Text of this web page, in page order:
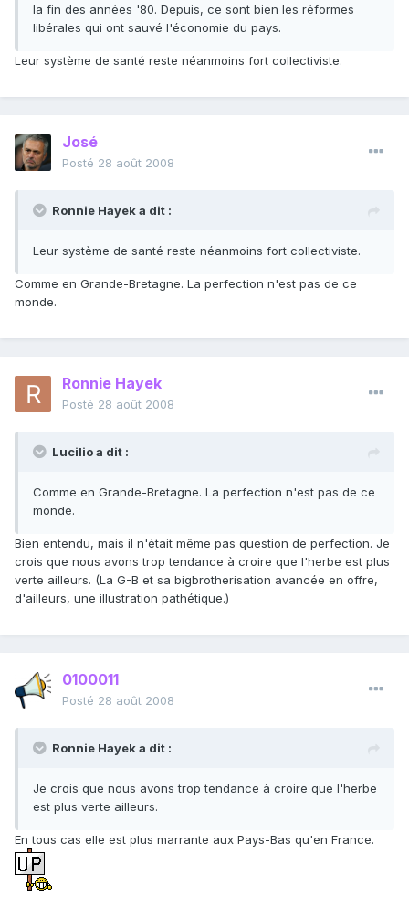
la fin des années '80. Depuis, ce sont bien les réformes
libérales qui ont sauvé l'économie du pays.
Leur système de santé reste néanmoins fort collectiviste.
José
Posté 28 août 2008
Ronnie Hayek a dit :
Leur système de santé reste néanmoins fort collectiviste.
Comme en Grande-Bretagne. La perfection n'est pas de ce
monde.
Ronnie Hayek
Posté 28 août 2008
Lucilio a dit :
Comme en Grande-Bretagne. La perfection n'est pas de ce
monde.
Bien entendu, mais il n'était même pas question de perfection. Je
crois que nous avons trop tendance à croire que l'herbe est plus
verte ailleurs. (La G-B et sa bigbrotherisation avancée en offre,
d'ailleurs, une illustration pathétique.)
0100011
Posté 28 août 2008
Ronnie Hayek a dit :
Je crois que nous avons trop tendance à croire que l'herbe
est plus verte ailleurs.
En tous cas elle est plus marrante aux Pays-Bas qu'en France.